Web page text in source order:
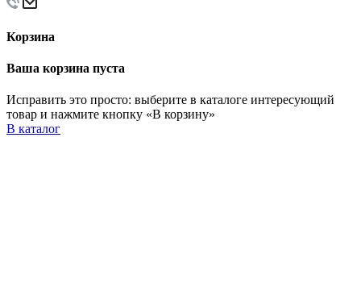
Корзина
Ваша корзина пуста
Исправить это просто: выберите в каталоге интересующий
товар и нажмите кнопку «В корзину»
В каталог